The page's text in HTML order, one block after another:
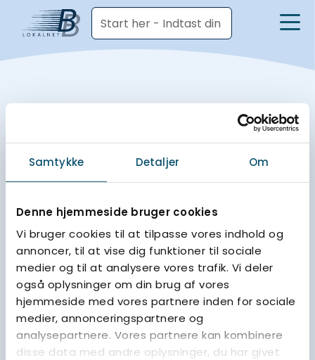
Samtykke Detaljer Om
Denne hjemmeside bruger cookies
Vi bruger cookies til at tilpasse vores indhold og
annoncer, til at vise dig funktioner til sociale
medier og til at analysere vores trafik. Vi deler
også oplysninger om din brug af vores
hjemmeside med vores partnere inden for sociale
medier, annonceringspartnere og
analysepartnere. Vores partnere kan kombinere
disse data med andre oplysninger, du har givet